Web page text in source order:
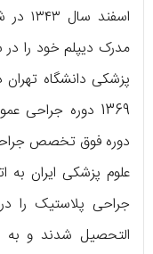
پزشکی دانشگاه
1369 دوره
علوم پزشکی ایران
التحصیل شدند و به